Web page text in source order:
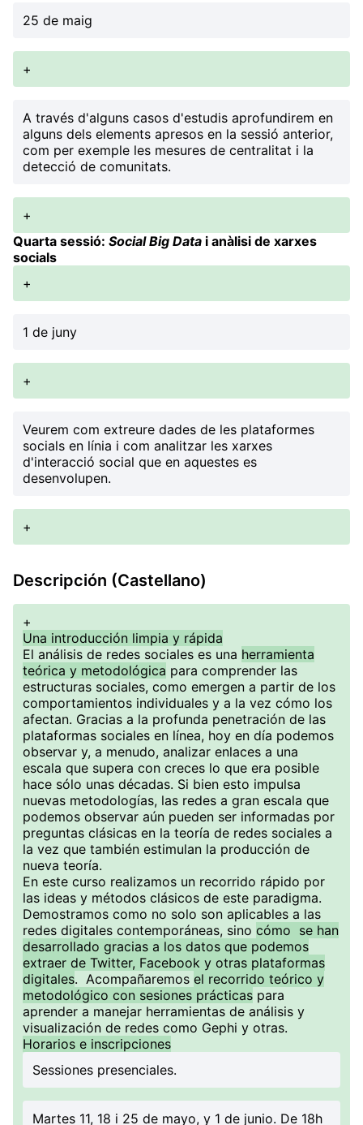
25 de maig
+
A través d'alguns casos d'estudis aprofundirem en
alguns dels elements apresos en la sessió anterior,
com per exemple les mesures de centralitat i la
detecció de comunitats.
+
Quarta sessió: Social Big Data i anàlisi de xarxes
socials
+
1 de juny
+
Veurem com extreure dades de les plataformes
socials en línia i com analitzar les xarxes
d'interacció social que en aquestes es
desenvolupen.
+
Descripción (Castellano)
+
Una introducción limpia y rápida
El análisis de redes sociales es una herramienta
teórica y metodológica para comprender las
estructuras sociales, como emergen a partir de los
comportamientos individuales y a la vez cómo los
afectan. Gracias a la profunda penetración de las
plataformas sociales en línea, hoy en día podemos
observar y, a menudo, analizar enlaces a una
escala que supera con creces lo que era posible
hace sólo unas décadas. Si bien esto impulsa
nuevas metodologías, las redes a gran escala que
podemos observar aún pueden ser informadas por
preguntas clásicas en la teoría de redes sociales a
la vez que también estimulan la producción de
nueva teoría.
En este curso realizamos un recorrido rápido por
las ideas y métodos clásicos de este paradigma.
Demostramos como no solo son aplicables a las
redes digitales contemporáneas, sino cómo se han
desarrollado gracias a los datos que podemos
extraer de Twitter, Facebook y otras plataformas
digitales. Acompañaremos el recorrido teórico y
metodológico con sesiones prácticas para
aprender a manejar herramientas de análisis y
visualización de redes como Gephi y otras.
Horarios e inscripciones
Sessiones presenciales.
Martes 11, 18 i 25 de mayo, y 1 de junio. De 18h